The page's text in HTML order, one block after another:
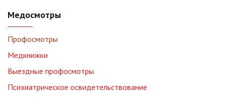
Медосмотры
Профосмотры
Медкнижки
Выездные профосмотры
Психиатрическое освидетельствование